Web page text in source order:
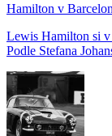
Hamilton v
Lewis Hamilton si
Podle Stefana